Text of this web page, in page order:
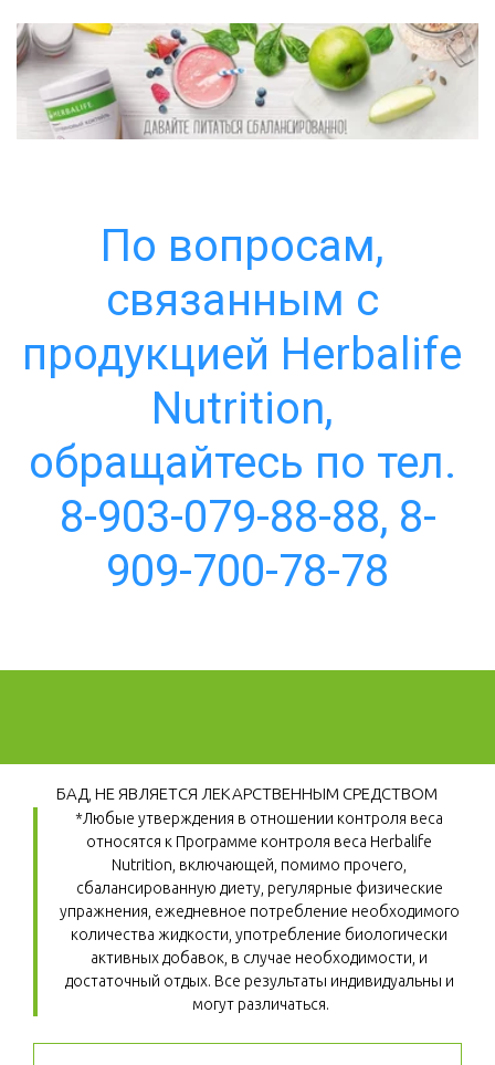
По вопросам,
связанным с
продукцией Herbalife
Nutrition,
обращайтесь по тел.
8-903-079-88-88, 8-
909-700-78-78
БАД, НЕ ЯВЛЯЕТСЯ ЛЕКАРСТВЕННЫМ СРЕДСТВОМ
*Любые утверждения в отношении контроля веса
относятся к Программе контроля веса Herbalife
Nutrition, включающей, помимо прочего,
сбалансированную диету, регулярные физические
упражнения, ежедневное потребление необходимого
количества жидкости, употребление биологически
активных добавок, в случае необходимости, и
достаточный отдых. Все результаты индивидуальны и
могут различаться.